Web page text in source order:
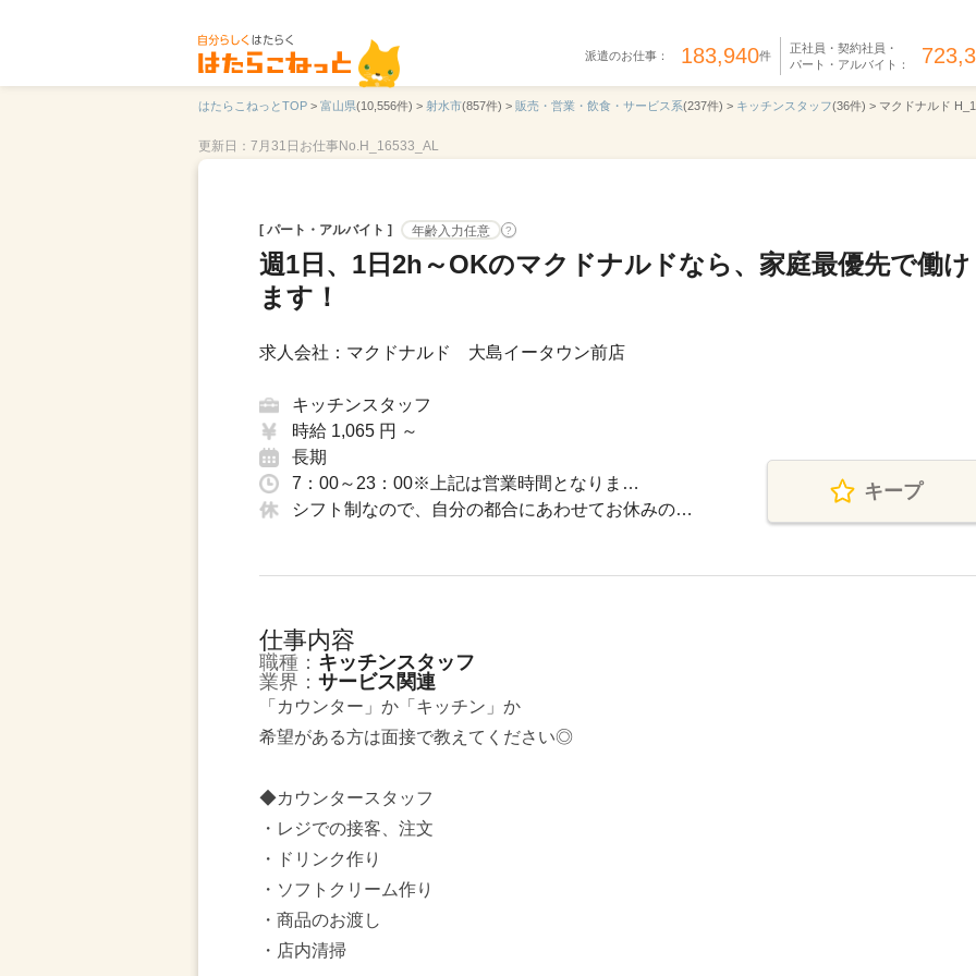
派遣のお仕事： 183,940件
正社員・契約社員・
パート・アルバイト：
はたらこねっとTOP > 富山県(10,556件) > 射水市(857件) > 販売・営業・飲食・サービス系(237件) > キッチンスタッフ(36件) > マクドナルド
更新日：7月31日 お仕事No.H_16533_AL
[ パート・アルバイト ] 年齢入力任意 ?
週1日、1日2h～OKのマクドナルドなら、家庭最優先で働け
ます！
求人会社：マクドナルド 大島イータウン前店
キッチンスタッフ
時給 1,065 円 ～
長期
7：00～23：00※上記は営業時間となりま…
シフト制なので、自分の都合にあわせてお休みの…
キープ
仕事内容
職種： キッチンスタッフ
業界： サービス関連
「カウンター」か「キッチン」か
希望がある方は面接で教えてください◎
◆カウンタースタッフ
・レジでの接客、注文
・ドリンク作り
・ソフトクリーム作り
・商品のお渡し
・店内清掃